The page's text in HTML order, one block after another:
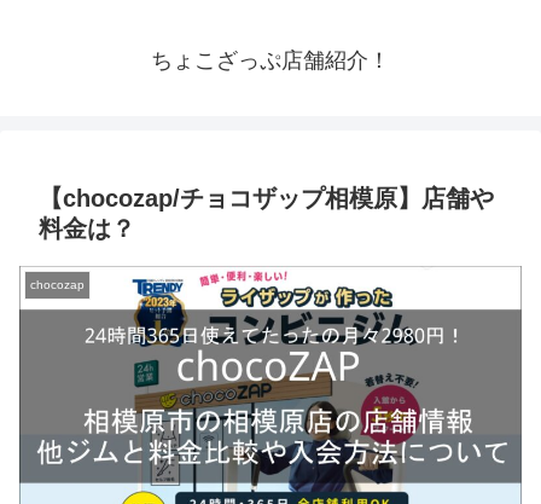
ちょこざっぷ店舗紹介！
【chocozap/チョコザップ相模原】店舗や
料金は？
chocozap